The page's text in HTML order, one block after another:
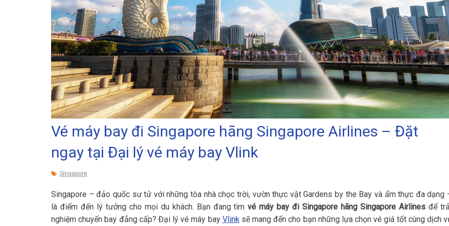
Vé máy bay đi Singapore hãng Singapore Airlines – Đặt
ngay tại Đại lý vé máy bay Vlink
Singapore
Singapore – đảo quốc sư tử với những tòa nhà chọc trời, vườn thực vật Gardens by the Bay và ẩm thực đa dạng
là điểm đến lý tưởng cho mọi du khách. Bạn đang tìmvé máy bay đi Singapore hãng Singapore Airlines để
nghiệm chuyến bay đẳng cấp? Đại lý vé máy bay Vlink sẽ mang đến cho bạn những lựa chọn vé giá tốt cùng dịch